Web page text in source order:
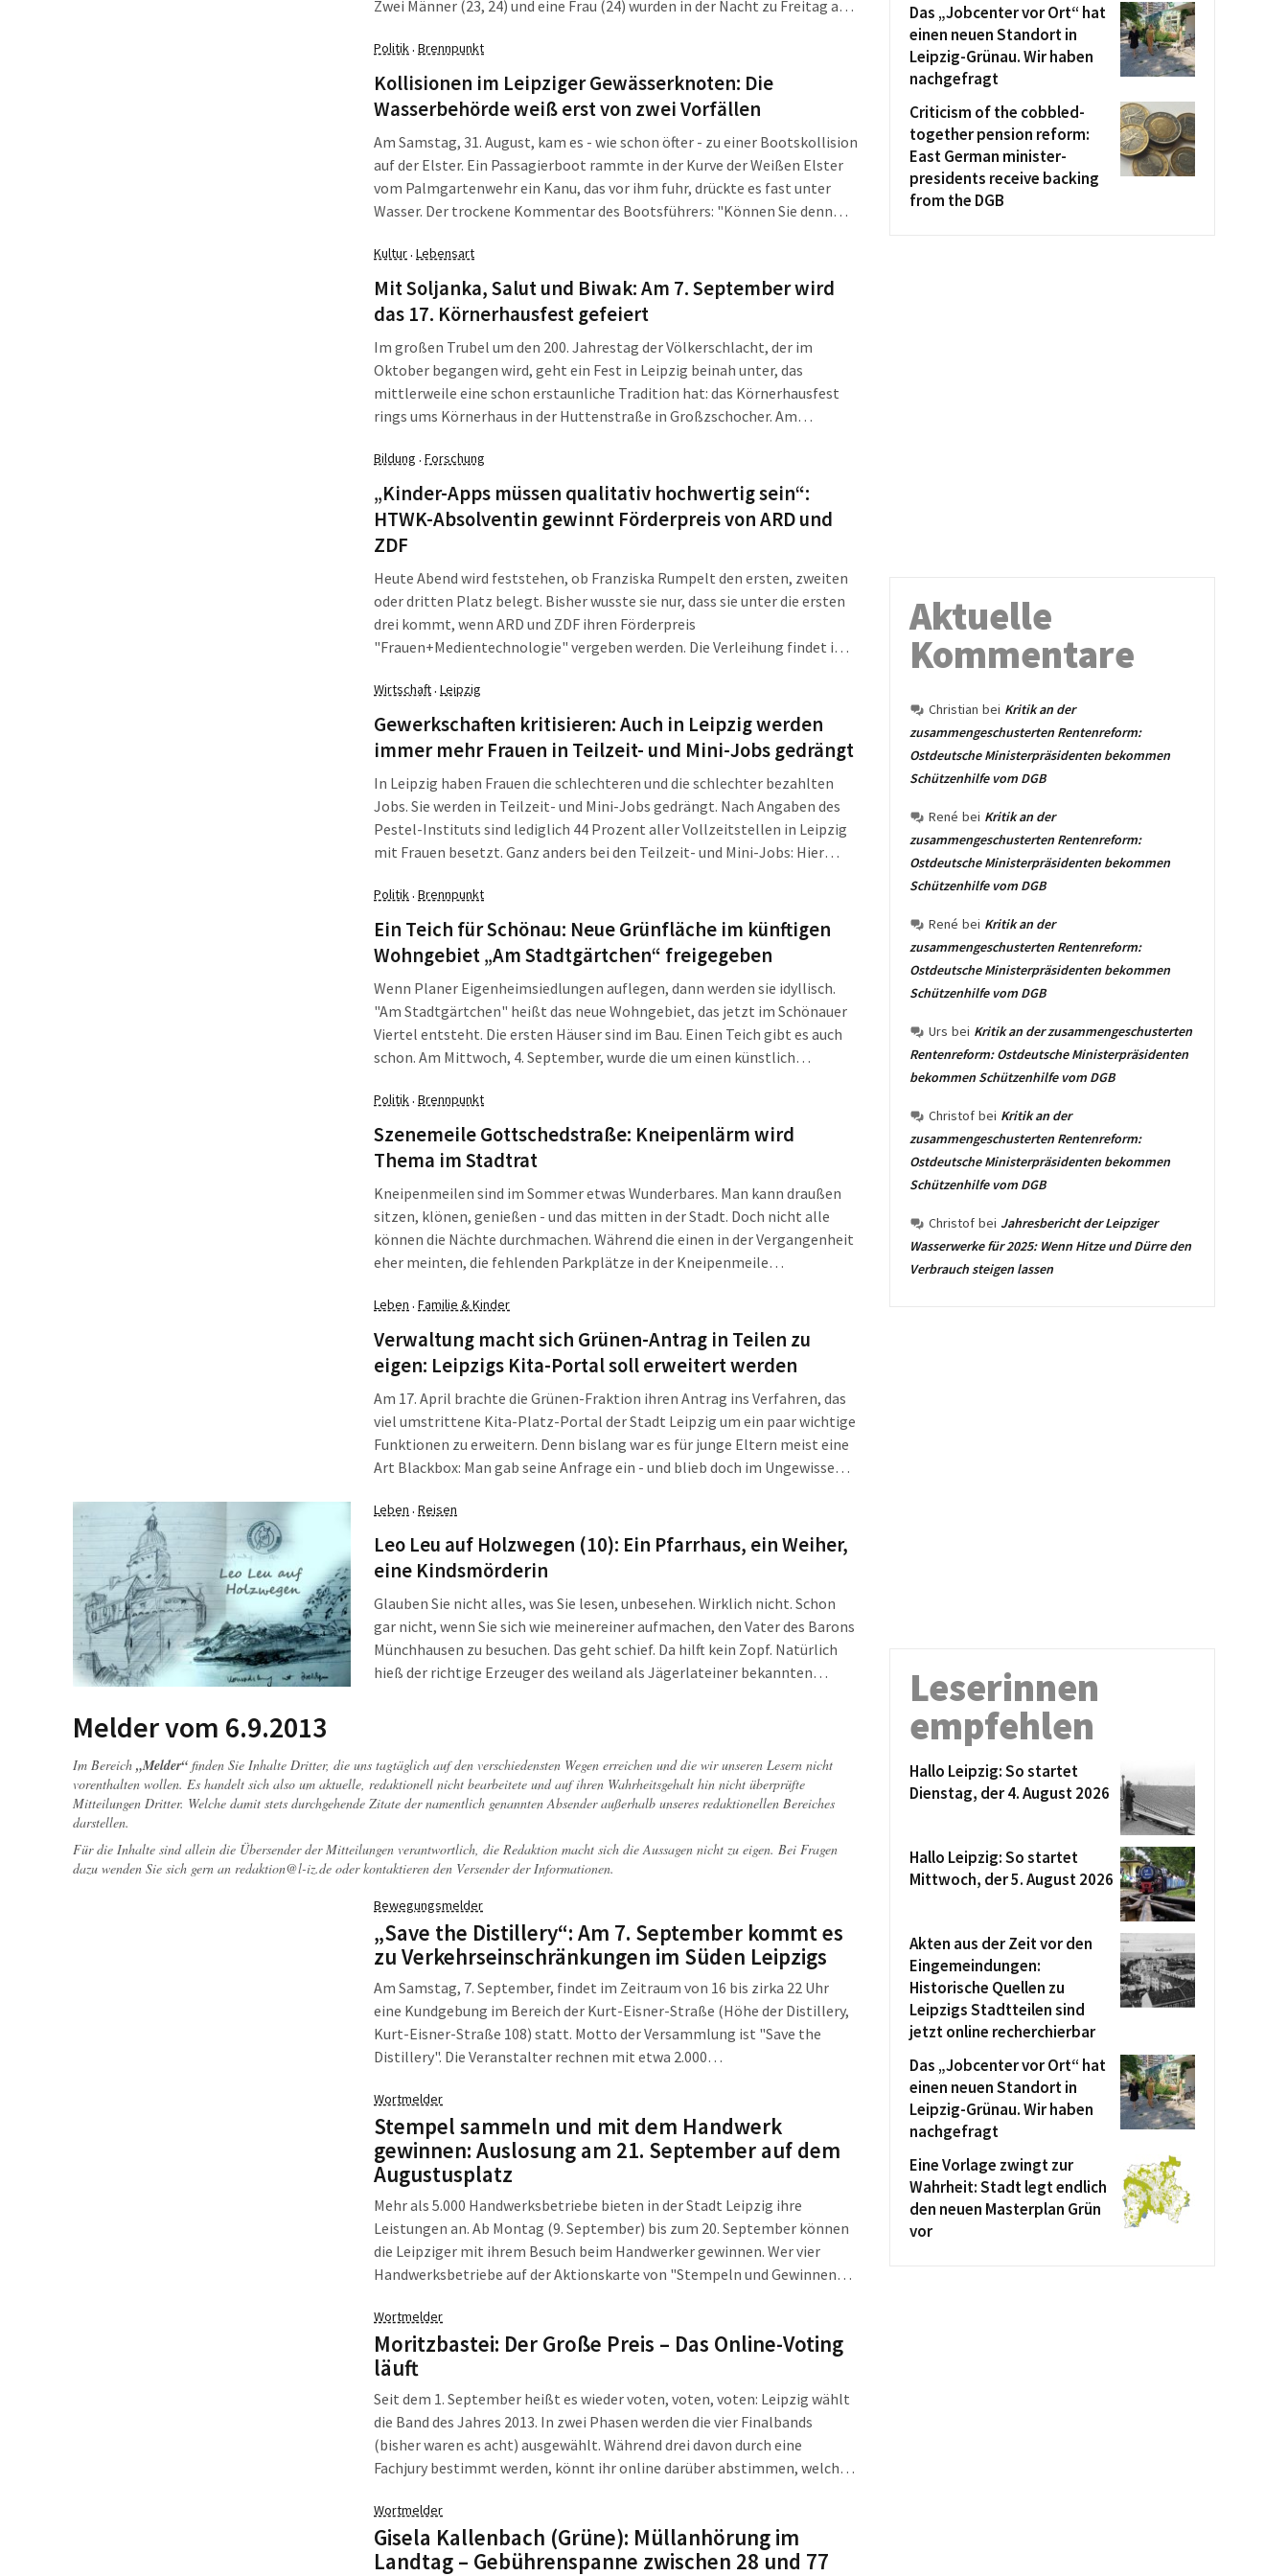
Zwei Männer (23, 24) und eine Frau (24) wurden in der Nacht zu Freitag an
Politik· Brennpunkt
Kollisionen im Leipziger Gewässerknoten: Die
Wasserbehörde weiß erst von zwei Vorfällen
Am Samstag, 31. August, kam es - wie schon öfter - zu einer Bootskollision
auf der Elster. Ein Passagierboot rammte in der Kurve der Weißen Elster
vom Palmgartenwehr ein Kanu, das vor ihm fuhr, drückte es fast unter
Wasser. Der trockene Kommentar des Bootsführers: "Können Sie denn
Die L-IZ fragte mal nach, wer sich in der Stadtverwaltung um solche
Kollisionen kümmert. Das Umweltdezernat antwortete.
Kultur· Lebensart
Mit Soljanka, Salut und Biwak: Am 7. September wird
das 17. Körnerhausfest gefeiert
Im großen Trubel um den 200. Jahrestag der Völkerschlacht, der im
Oktober begangen wird, geht ein Fest in Leipzig beinah unter, das
mittlerweile eine schon erstaunliche Tradition hat: das Körnerhausfest
rings ums Körnerhaus in der Huttenstraße in Großzschocher. Am
Bildung · Forschung
„Kinder-Apps müssen qualitativ hochwertig sein“:
HTWK-Absolventin gewinnt Förderpreis von ARD und
ZDF
Heute Abend wird feststehen, ob Franziska Rumpelt den ersten, zweiten
oder dritten Platz belegt. Bisher wusste sie nur, dass sie unter die ersten
drei kommt, wenn ARD und ZDF ihren Förderpreis
"Frauen+Medientechnologie" vergeben werden. Die Verleihung findet im
Nominierten bin, weiß ich schon eine Weile", sagt Rumpelt. Doch kürzlich
drehten MDR und WDR ein Filmchen über ihre Arbeit. "Seitdem ist klar,
dass ich unter die ersten drei kommen werde, denn nur für diese wurden so
lange Beiträge gedreht. Man hat mir aber nicht verraten, welchen Platz
ich konkret belegen werde.
Wirtschaft· Leipzig
Gewerkschaften kritisieren: Auch in Leipzig werden
immer mehr Frauen in Teilzeit- und Mini-Jobs gedrängt
In Leipzig haben Frauen die schlechteren und die schlechter bezahlten
Jobs. Sie werden in Teilzeit- und Mini-Jobs gedrängt. Nach Angaben des
Pestel-Instituts sind lediglich 44 Prozent aller Vollzeitstellen in Leipzig
mit Frauen besetzt. Ganz anders bei den Teilzeit- und Mini-Jobs: Hier
Politik· Brennpunkt
Ein Teich für Schönau: Neue Grünfläche im künftigen
Wohngebiet „Am Stadtgärtchen“ freigegeben
Wenn Planer Eigenheimsiedlungen auflegen, dann werden sie idyllisch.
"Am Stadtgärtchen" heißt das neue Wohngebiet, das jetzt im Schönauer
Viertel entsteht. Die ersten Häuser sind im Bau. Einen Teich gibt es auch
schon. Am Mittwoch, 4. September, wurde die um einen künstlich
Weimarer Straße, Sonneberger Weg, Suhler Straße und Nordhäuser Weg
den Anwohnern zur Verfügung gestellt.
Politik· Brennpunkt
Szenemeile Gottschedstraße: Kneipenlärm wird
Thema im Stadtrat
Kneipenmeilen sind im Sommer etwas Wunderbares. Man kann draußen
sitzen, klönen, genießen - und das mitten in der Stadt. Doch nicht alle
können die Nächte durchmachen. Während die einen in der Vergangenheit
eher meinten, die fehlenden Parkplätze in der Kneipenmeile
In einer Einwohneranfrage machen sie am 18. September ihr Problem
zum Stadtratsthema.
Leben · Familie & Kinder
Verwaltung macht sich Grünen-Antrag in Teilen zu
eigen: Leipzigs Kita-Portal soll erweitert werden
Am 17. April brachte die Grünen-Fraktion ihren Antrag ins Verfahren, das
viel umstrittene Kita-Platz-Portal der Stadt Leipzig um ein paar wichtige
Funktionen zu erweitern. Denn bislang war es für junge Eltern meist eine
Art Blackbox: Man gab seine Anfrage ein - und blieb doch im Ungewissen
blieb also praktisch stumm. Es antwortete einfach nicht adäquat.
Leben · Reisen
Leo Leu auf Holzwegen (10): Ein Pfarrhaus, ein Weiher,
eine Kindsmörderin
Glauben Sie nicht alles, was Sie lesen, unbesehen. Wirklich nicht. Schon
gar nicht, wenn Sie sich wie meinereiner aufmachen, den Vater des Barons
Münchhausen zu besuchen. Das geht schief. Da hilft kein Zopf. Natürlich
hieß der richtige Erzeuger des weiland als Jägerlateiner bekannten
Münchhausen" erschienen?
Melder vom 6.9.2013
Im Bereich „Melder“ finden Sie Inhalte Dritter, die uns tagtäglich auf den verschiedensten Wegen erreichen und die wir unseren Lesern nicht
vorenthalten wollen. Es handelt sich also um aktuelle, redaktionell nicht bearbeitete und auf ihren Wahrheitsgehalt hin nicht überprüfte
Mitteilungen Dritter. Welche damit stets durchgehende Zitate der namentlich genannten Absender außerhalb unseres redaktionellen Bereiches
darstellen.
Für die Inhalte sind allein die Übersender der Mitteilungen verantwortlich, die Redaktion macht sich die Aussagen nicht zu eigen. Bei Fragen
dazu wenden Sie sich gern an redaktion@l-iz.de oder kontaktieren den Versender der Informationen.
Bewegungsmelder
„Save the Distillery“: Am 7. September kommt es
zu Verkehrseinschränkungen im Süden Leipzigs
Am Samstag, 7. September, findet im Zeitraum von 16 bis zirka 22 Uhr
eine Kundgebung im Bereich der Kurt-Eisner-Straße (Höhe der Distillery,
Kurt-Eisner-Straße 108) statt. Motto der Versammlung ist "Save the
Distillery". Die Veranstalter rechnen mit etwa 2.000
Wortmelder
Stempel sammeln und mit dem Handwerk
gewinnen: Auslosung am 21. September auf dem
Augustusplatz
Mehr als 5.000 Handwerksbetriebe bieten in der Stadt Leipzig ihre
Leistungen an. Ab Montag (9. September) bis zum 20. September können
die Leipziger mit ihrem Besuch beim Handwerker gewinnen. Wer vier
Handwerksbetriebe auf der Aktionskarte von "Stempeln und Gewinnen"
Wortmelder
Moritzbastei: Der Große Preis – Das Online-Voting
läuft
Seit dem 1. September heißt es wieder voten, voten, voten: Leipzig wählt
die Band des Jahres 2013. In zwei Phasen werden die vier Finalbands
(bisher waren es acht) ausgewählt. Während drei davon durch eine
Fachjury bestimmt werden, könnt ihr online darüber abstimmen, welche
Halle D im Werk 2 stehen und sich mit stolzem Gefieder präsentieren darf.
Wortmelder
Gisela Kallenbach (Grüne): Müllanhörung im
Landtag – Gebührenspanne zwischen 28 und 77
Das „Jobcenter vor Ort“ hat
einen neuen Standort in
Leipzig-Grünau. Wir haben
nachgefragt
Criticism of the cobbled-
together pension reform:
East German minister-
presidents receive backing
from the DGB
Aktuelle
Kommentare
Christian bei Kritik an der
zusammengeschusterten Rentenreform:
Ostdeutsche Ministerpräsidenten bekommen
Schützenhilfe vom DGB
René bei Kritik an der
zusammengeschusterten Rentenreform:
Ostdeutsche Ministerpräsidenten bekommen
Schützenhilfe vom DGB
René bei Kritik an der
zusammengeschusterten Rentenreform:
Ostdeutsche Ministerpräsidenten bekommen
Schützenhilfe vom DGB
Urs bei Kritik an der zusammengeschusterten
Rentenreform: Ostdeutsche Ministerpräsidenten
bekommen Schützenhilfe vom DGB
Christof bei Kritik an der
zusammengeschusterten Rentenreform:
Ostdeutsche Ministerpräsidenten bekommen
Schützenhilfe vom DGB
Christof bei Jahresbericht der Leipziger
Wasserwerke für 2025: Wenn Hitze und Dürre den
Verbrauch steigen lassen
Leserinnen
empfehlen
Hallo Leipzig: So startet
Dienstag, der 4. August 2026
Hallo Leipzig: So startet
Mittwoch, der 5. August 2026
Akten aus der Zeit vor den
Eingemeindungen:
Historische Quellen zu
Leipzigs Stadtteilen sind
jetzt online recherchierbar
Das „Jobcenter vor Ort“ hat
einen neuen Standort in
Leipzig-Grünau. Wir haben
nachgefragt
Eine Vorlage zwingt zur
Wahrheit: Stadt legt endlich
den neuen Masterplan Grün
vor